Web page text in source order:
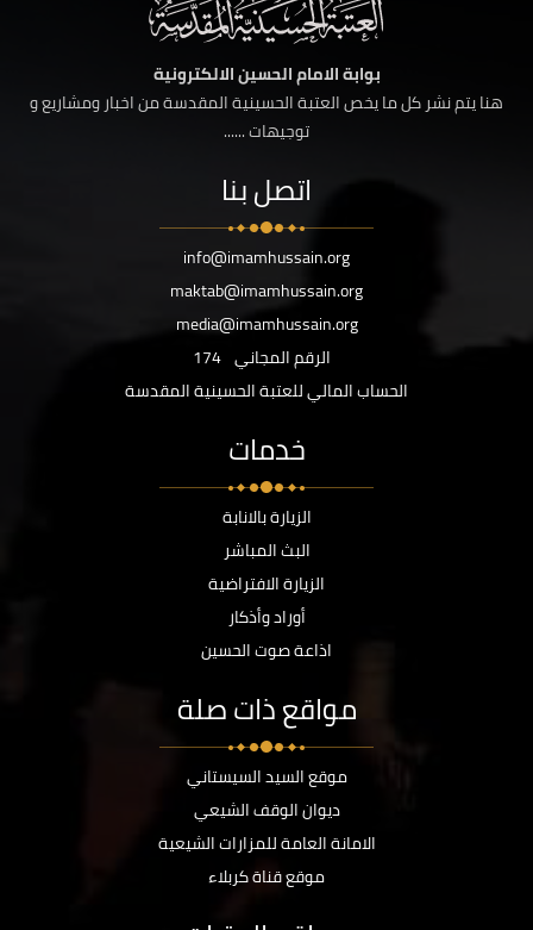
بوابة الامام الحسين الالكترونية
هنا يتم نشر كل ما يخص العتبة الحسينية المقدسة من اخبار ومشاريع و
توجيهات ......
اتصل بنا
info@imamhussain.org
maktab@imamhussain.org
media@imamhussain.org
الرقم المجاني 174
الحساب المالي للعتبة الحسينية المقدسة
خدمات
الزيارة بالانابة
البث المباشر
الزيارة الافتراضية
أوراد وأذكار
اذاعة صوت الحسين
مواقع ذات صلة
موقع السيد السيستاني
ديوان الوقف الشيعي
الامانة العامة للمزارات الشيعية
موقع قناة كربلاء